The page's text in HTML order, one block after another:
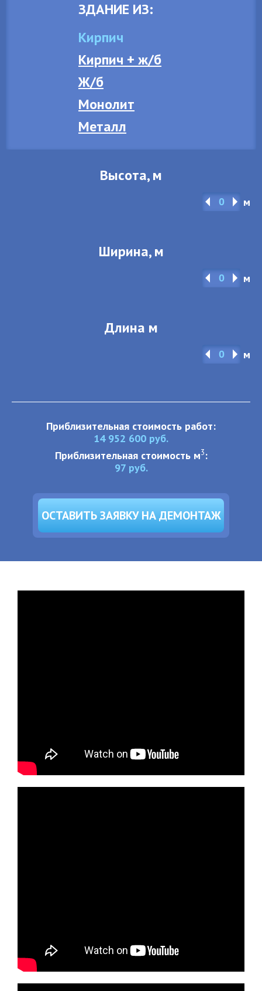
ЗДАНИЕ ИЗ:
Кирпич
Кирпич + ж/б
Ж/б
Монолит
Металл
Высота, м
м
Ширина, м
м
Длина м
м
Приблизительная стоимость работ:
14 952 600 руб.
Приблизительная стоимость м3:
97руб.
ОСТАВИТЬ ЗАЯВКУ НА ДЕМОНТАЖ